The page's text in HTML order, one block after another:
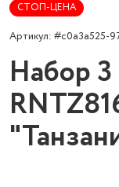
СТОП-ЦЕНА
Артикул: #c0a3a525-
Набор